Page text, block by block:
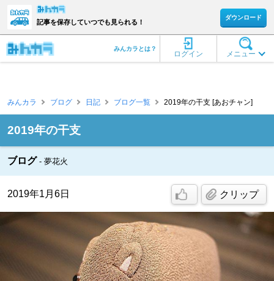
記事を保存していつでも見られる！
ダウンロード
メニュー
ログイン
みんカラとは？
みんカラ ブログ 日記 ブログ一覧 2019年の干支 [あおチャン]
2019年の干支
ブログ 夢花火
2019年1月6日 クリップ